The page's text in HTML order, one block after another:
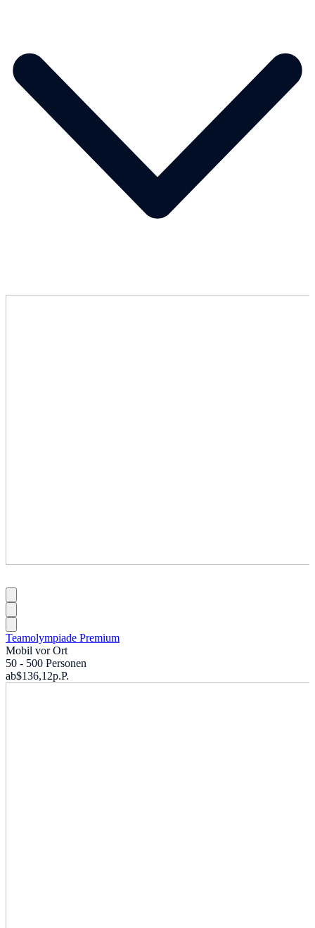
Teamolympiade Premium
Mobil vor Ort
50 - 500 Personen
ab$136,12p.P.